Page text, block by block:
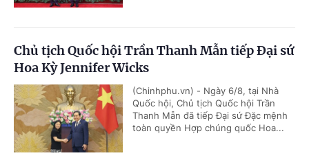
Chủ tịch Quốc hội Trần Thanh Mẫn tiếp Đại sứ
Hoa Kỳ Jennifer Wicks
(Chinhphu.vn) - Ngày 6/8, tại Nhà
Quốc hội, Chủ tịch Quốc hội Trần
Thanh Mẫn đã tiếp Đại sứ Đặc mệnh
toàn quyền Hợp chúng quốc Hoa...